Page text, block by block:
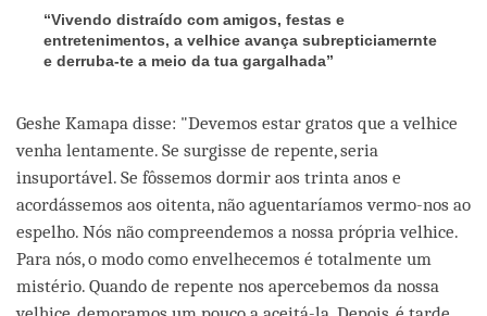
“Vivendo distraído com amigos, festas e
entretenimentos, a velhice avança subrepticiamernte
e derruba-te a meio da tua gargalhada”
Geshe Kamapa disse: "Devemos estar gratos que a velhice
venha lentamente. Se surgisse de repente, seria
insuportável. Se fôssemos dormir aos trinta anos e
acordássemos aos oitenta, não aguentaríamos vermo-nos ao
espelho. Nós não compreendemos a nossa própria velhice.
Para nós, o modo como envelhecemos é totalmente um
mistério. Quando de repente nos apercebemos da nossa